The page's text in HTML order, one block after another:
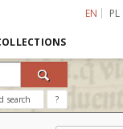
EN PL
search ?